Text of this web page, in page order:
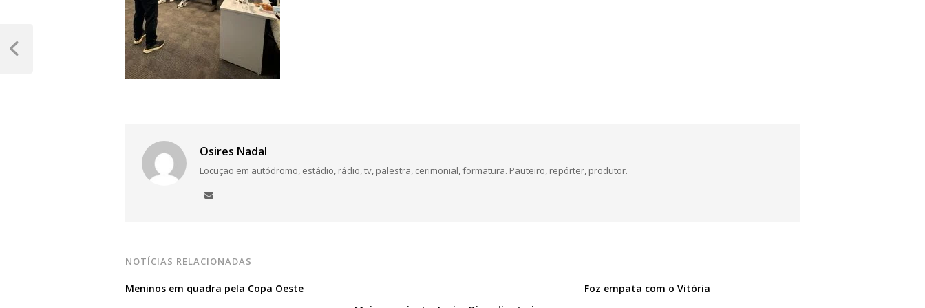
Osires Nadal
Locução em autódromo, estádio, rádio, tv, palestra, cerimonial, formatura. Pauteiro, repórter, produtor.
NOTÍCIAS RELACIONADAS
Meninos em quadra pela Copa Oeste
Foz empata com o Vitória
Navegação
de
Post